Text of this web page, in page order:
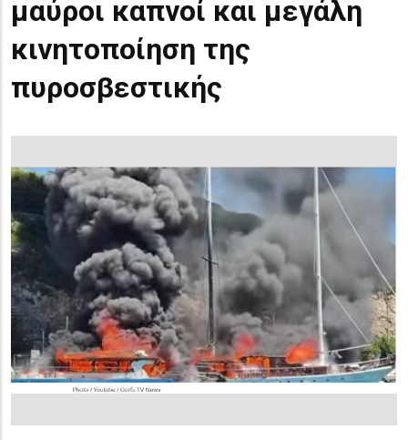
μαύροι καπνοί και μεγάλη
κινητοποίηση της
πυροσβεστικής